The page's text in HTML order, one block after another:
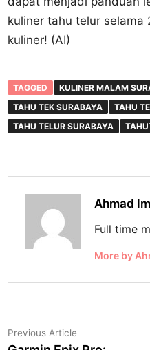
kuliner tahu telur selama
kuliner! (AI)
TAGGED KULINER MALAM
TAHU TEK SURABAYA
TAHU
TAHU TELUR SURABAYA
Ahmad
Full time
More by
Navigasi
Previous Article